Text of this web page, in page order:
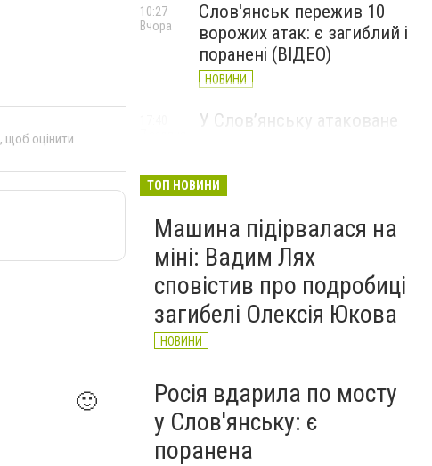
, щоб оцінити
🙂
Слов'янськ пережив 10
ворожих атак: є загиблий і
поранені (ВІДЕО)
НОВИНИ
10:27
Вчора
У Слов’янську атаковане
НОВИНИ
ТОП НОВИНИ
Машина підірвалася на
міні: Вадим Лях
сповістив про подробиці
загибелі Олексія Юкова
НОВИНИ
Росія вдарила по мосту
у Слов'янську: є
поранена